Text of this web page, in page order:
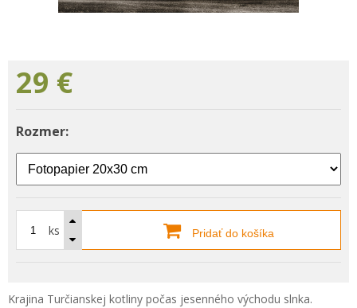
29 €
Rozmer:
ks Pridať do košíka
Krajina Turčianskej kotliny počas jesenného východu slnka.